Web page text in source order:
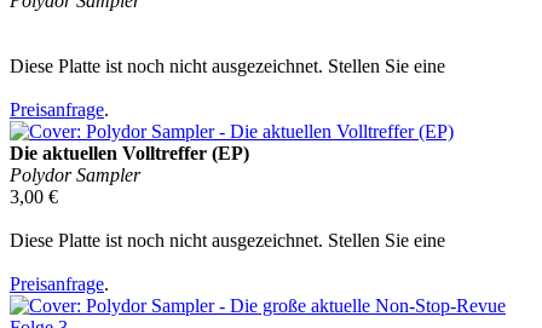
Diese Platte ist noch nicht ausgezeichnet. Stellen Sie eine
Preisanfrage.
Die aktuellen Volltreffer (EP)
Polydor Sampler
3,00 €
Diese Platte ist noch nicht ausgezeichnet. Stellen Sie eine
Preisanfrage.